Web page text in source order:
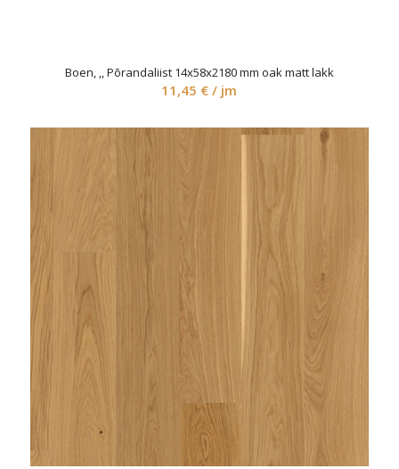
Boen, ‚, Põrandaliist 14x58x2180 mm oak matt lakk
11,45 € / jm